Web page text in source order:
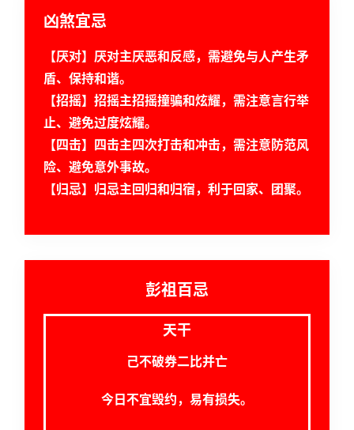
登录
凶煞宜忌
【厌对】厌对主厌恶和反感，需避免与人产生矛
盾、保持和谐。
【招摇】招摇主招摇撞骗和炫耀，需注意言行举
止、避免过度炫耀。
【四击】四击主四次打击和冲击，需注意防范风
险、避免意外事故。
【归忌】归忌主回归和归宿，利于回家、团聚。
彭祖百忌
天干
己不破券二比并亡
今日不宜毁约，易有损失。